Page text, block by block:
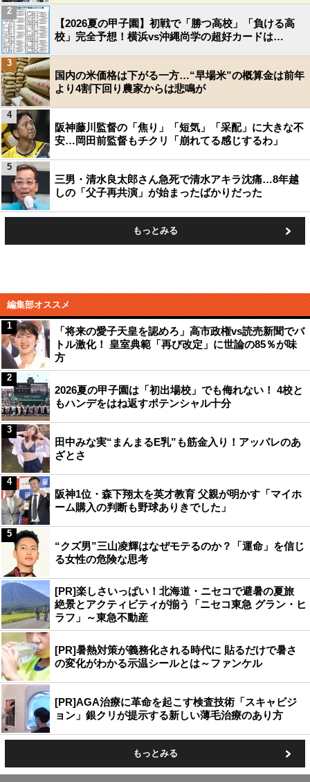
【2026夏の甲子園】初戦で「勝つ高校」「負ける高
校」完全予想！横浜vs沖縄尚学の超好カードは…
2
国内の米価格は下がる一方…“早場米”の概算金は前年
より4割下回り農家からは悲鳴が
3
阪神藤川監督の「焦り」「短気」「采配」に大きな不
安…岡田前監督もチクリ「崩れてる感じするわ」
4
三男・清水良太郎さん急死で清水アキラ沈痛…8年越
しの「父子再共演」が始まったばかりだった
5
もっとみる
編集部オススメ
「将来の愛子天皇を認めろ」高市政権vs読売新聞でバ
トル激化！ 皇室典範「再び改定」に世論の85％が味
方
1
2026夏の甲子園は「初出場校」でも侮れない！ 4校と
もハンデをはね返すポテンシャル十分
2
田中みな実“まんまるE乳”も筋金入り！アッパレのあ
ざとさ
3
阪神1位・森下翔太を英才教育 父親が明かす「マイホ
ーム購入の判断も野球ありきでした」
4
“クズ男”三山凌輝はなぜモテるのか？「運命」を信じ
る女性の危険な思考
5
[PR]楽しさいっぱい！北海道・ニセコで避暑の夏旅
絶景とアクティビティが揃う「ニセコ東急 グラン・ヒ
ラフ」～東急不動産
[PR]暑熱対策が義務化される時代に 貼るだけで暑さ
の変化がわかる示温シールとは～ファンケル
[PR]AGA治療に革命を起こす検査技術「スキャビジ
ョン」銀クリが提示する新しい薄毛治療のあり方
もっとみる